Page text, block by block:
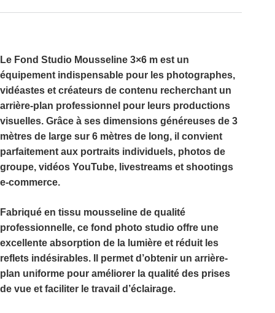
Le Fond Studio Mousseline 3×6 m est un
équipement indispensable pour les photographes,
vidéastes et créateurs de contenu recherchant un
arrière-plan professionnel pour leurs productions
visuelles. Grâce à ses dimensions généreuses de 3
mètres de large sur 6 mètres de long, il convient
parfaitement aux portraits individuels, photos de
groupe, vidéos YouTube, livestreams et shootings
e-commerce.
Fabriqué en tissu mousseline de qualité
professionnelle, ce fond photo studio offre une
excellente absorption de la lumière et réduit les
reflets indésirables. Il permet d’obtenir un arrière-
plan uniforme pour améliorer la qualité des prises
de vue et faciliter le travail d’éclairage.